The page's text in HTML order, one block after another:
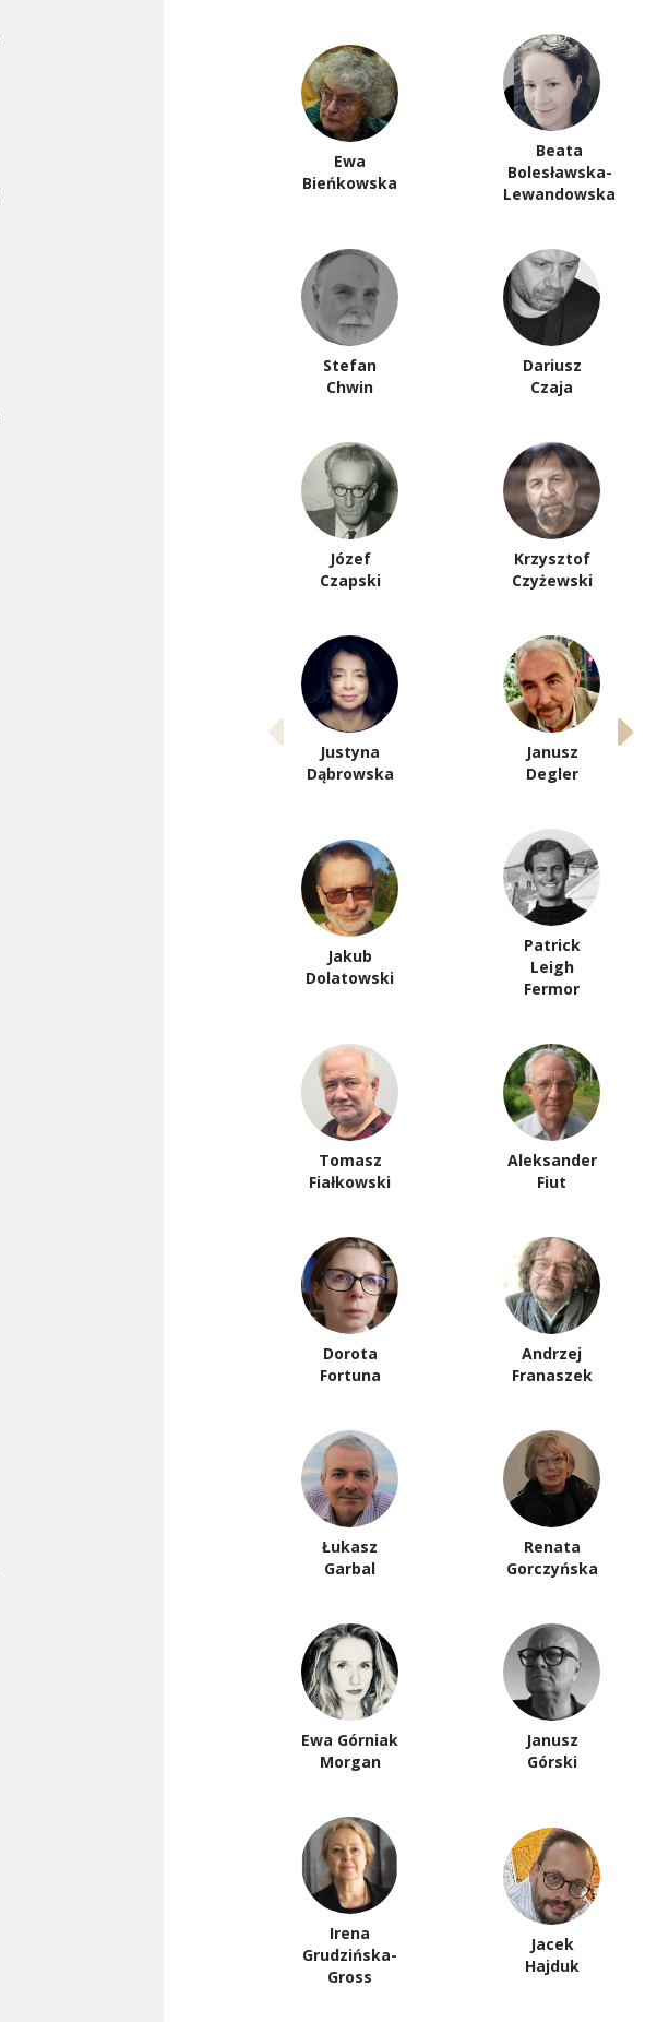
Ewa
Bieńkowska
Beata
Bolesławska-
Lewandowska
Stefan
Chwin
Dariusz
Czaja
Józef
Czapski
Krzysztof
Czyżewski
Justyna
Dąbrowska
Janusz
Degler
Jakub
Dolatowski
Patrick
Leigh
Fermor
Tomasz
Fiałkowski
Aleksander
Fiut
Dorota
Fortuna
Andrzej
Franaszek
Łukasz
Garbal
Renata
Gorczyńska
Ewa Górniak
Morgan
Janusz
Górski
Irena
Grudzińska-
Gross
Jacek
Hajduk